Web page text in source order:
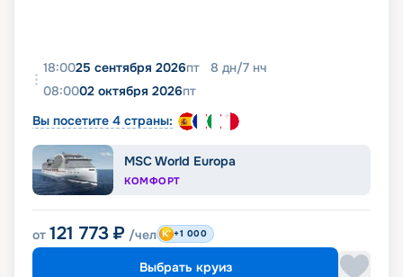
18:0025 сентября 2026пт 8 дн/7 нч
08:0002 октября 2026пт
Вы посетите 4 страны:
MSC World Europa
КОМФОРТ
от 121 773 ₽ /чел +1 000
Выбрать круиз